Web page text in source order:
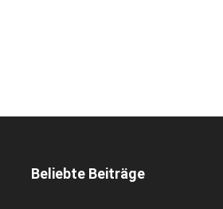
Beliebte Beiträge